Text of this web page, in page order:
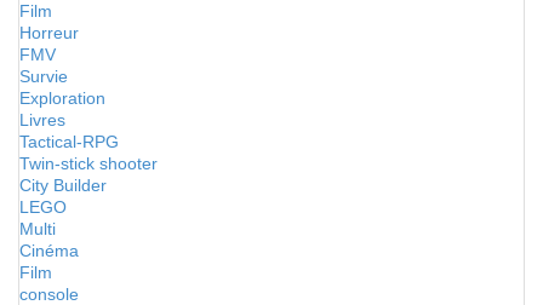
Film
Horreur
FMV
Survie
Exploration
Livres
Tactical-RPG
Twin-stick shooter
City Builder
LEGO
Multi
Cinéma
Film
console